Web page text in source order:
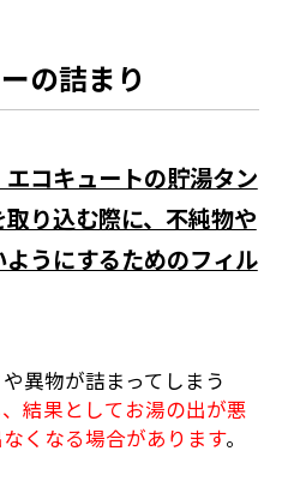
の詰まり
コキュートの貯湯タン
り込む際に、不純物や
うにするためのフィル
異物が詰まってしまう
結果としてお湯の出が悪
くなる場合があります。